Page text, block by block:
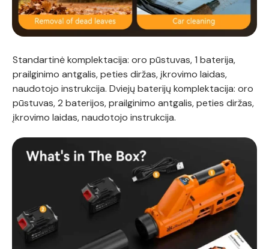
Standartinė komplektacija: oro pūstuvas, 1 baterija,
prailginimo antgalis, peties diržas, įkrovimo laidas,
naudotojo instrukcija. Dviejų baterijų komplektacija: oro
pūstuvas, 2 baterijos, prailginimo antgalis, peties diržas,
įkrovimo laidas, naudotojo instrukcija.